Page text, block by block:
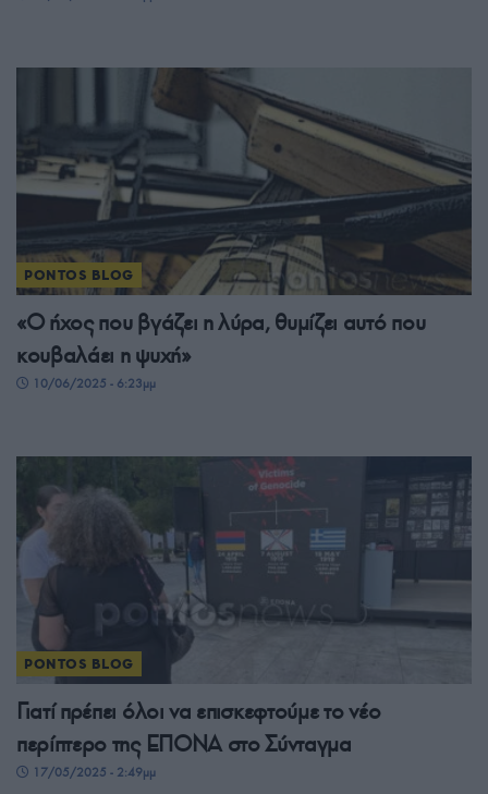
PONTOS BLOG
«Ο ήχος που βγάζει η λύρα, θυμίζει αυτό που
κουβαλάει η ψυχή»
10/06/2025 - 6:23μμ
PONTOS BLOG
Γιατί πρέπει όλοι να επισκεφτούμε το νέο
περίπτερο της ΕΠΟΝΑ στο Σύνταγμα
17/05/2025 - 2:49μμ